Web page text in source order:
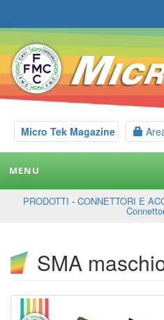
Micro Tek Magazine
MENU
PRODOTTI - CONNETTORI E
SMA